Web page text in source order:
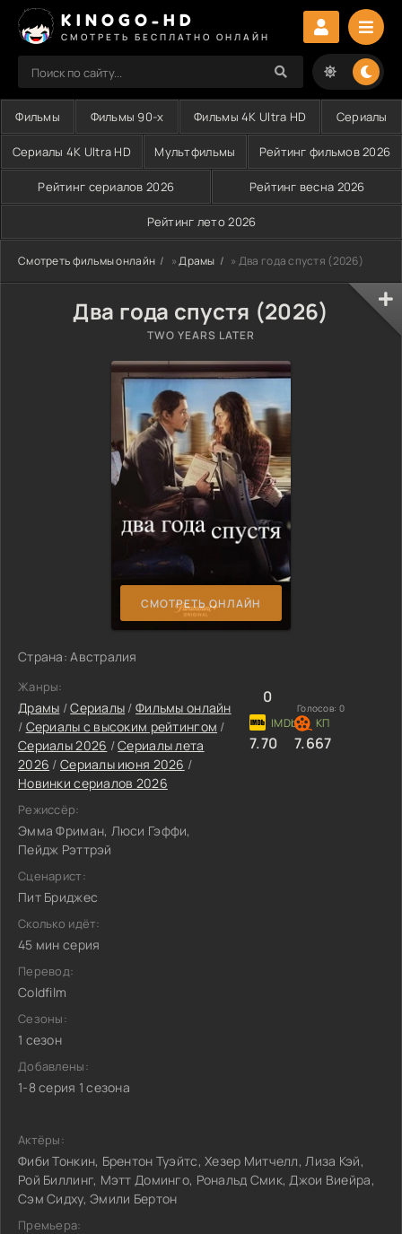
KINOGO-HD
СМОТРЕТЬ БЕСПЛАТНО ОНЛАЙН
Фильмы Фильмы 90-х Фильмы 4K Ultra HD Сериалы
Сериалы 4K Ultra HD Мультфильмы Рейтинг фильмов 2026
Рейтинг сериалов 2026 Рейтинг весна 2026
Рейтинг лето 2026
Смотреть фильмы онлайн »Драмы » Два года спустя (2026)
Два года спустя (2026)
TWO YEARS LATER
СМОТРЕТЬ ОНЛАЙН
Страна: Австралия
Жанры:
Драмы /Сериалы /Фильмы онлайн
/ Сериалы с высоким рейтингом /
Сериалы 2026 /Сериалы лета
2026 / Сериалы июня 2026 /
Новинки сериалов 2026
Режиссёр:
Эмма Фриман, Люси Гэффи,
Пейдж Рэттрэй
Сценарист:
Пит Бриджес
Сколько идёт:
45 мин серия
Перевод:
Coldfilm
Сезоны:
1 сезон
Добавлены:
1-8 серия 1 сезона
0
Голосов: 0
7.70 7.667
Актёры:
Фиби Тонкин, Брентон Туэйтс, Хезер Митчелл, Лиза Кэй,
Рой Биллинг, Мэтт Доминго, Рональд Смик, Джои Виейра,
Сэм Сидху, Эмили Бертон
Премьера: